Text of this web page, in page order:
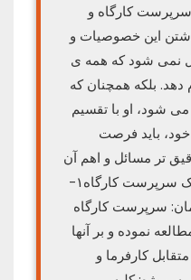
کارگاه و
این خصوصیات و
نمی شود که همه ی
بلکه همچنان که
شود، او با تقسیم
خود، باید فرصت
تر مسائل و اهم آن
ها داشته باشد. خصوصیات یک سرپرست کارگاه۱-
سرپرست کارگاه
نموده و بر آنها
کارفرما و